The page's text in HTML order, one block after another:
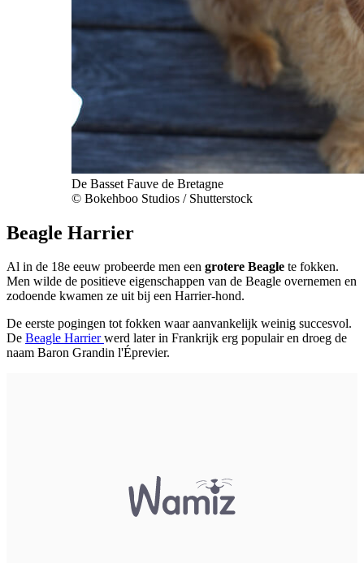
De Basset Fauve de Bretagne
© Bokehboo Studios / Shutterstock
Beagle Harrier
Al in de 18e eeuw probeerde men een grotere Beagle te fokken.
Men wilde de positieve eigenschappen van de Beagle overnemen en
zodoende kwamen ze uit bij een Harrier-hond.
De eerste pogingen tot fokken waar aanvankelijk weinig succesvol.
De Beagle Harrierwerd later in Frankrijk erg populair en droeg de
naam Baron Grandin l'Éprevier.